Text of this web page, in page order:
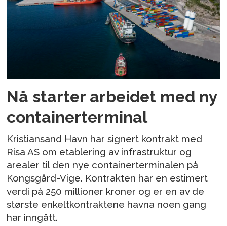
Nå starter arbeidet med ny
containerterminal
Kristiansand Havn har signert kontrakt med
Risa AS om etablering av infrastruktur og
arealer til den nye containerterminalen på
Kongsgård-Vige. Kontrakten har en estimert
verdi på 250 millioner kroner og er en av de
største enkeltkontraktene havna noen gang
har inngått.